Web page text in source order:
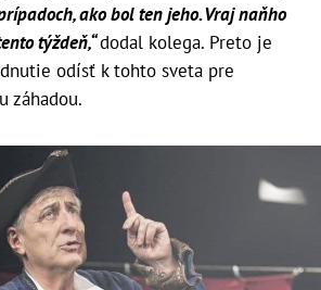
ako bol ten jeho. Vraj naňho
týždeň,“dodal kolega. Preto je
odísť k tohto sveta pre
záhadou.